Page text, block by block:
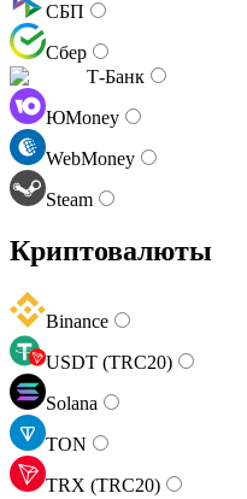
СБП
Сбер
Т-Банк
ЮMoney
WebMoney
Steam
Криптовалюты
Binance
USDT (TRC20)
Solana
TON
TRX (TRC20)